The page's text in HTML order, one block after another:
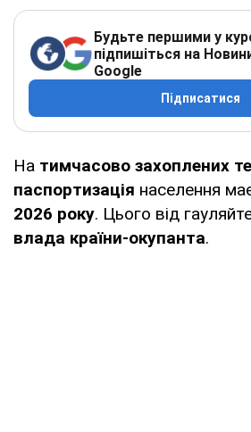
Будьте першими у
підпишіться на
Google
Підписатися
На тимчасово захоплених
паспортизація населення
2026 року. Цього від
влада країни-окупанта.